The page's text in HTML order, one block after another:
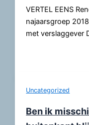
VERTEL EENS
najaarsgroep
met verslaggever
Uncategorized
Ben ik